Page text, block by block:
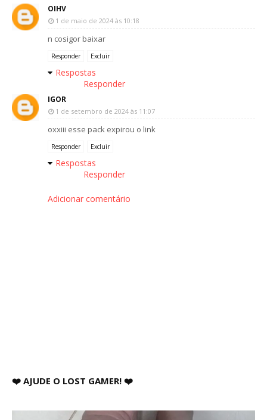
OIHV
1 de maio de 2024 às 10:18
n cosigor baixar
Responder Excluir
Respostas
Responder
IGOR
1 de setembro de 2024 às 11:07
oxxiii esse pack expirou o link
Responder Excluir
Respostas
Responder
Adicionar comentário
❤️ AJUDE O LOST GAMER! ❤️